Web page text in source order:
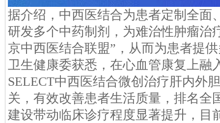
据介绍，中西医结合为患者定制全面
研发多个中药制剂，为难治性肿瘤治
京中西医结合联盟”，从而为患者提
卫生健康委获悉，在心血管康复上融
SELECT中西医结合微创治疗肝内外
关，有效改善患者生活质量，排名全
建设带动临床诊疗程度显著提升，目